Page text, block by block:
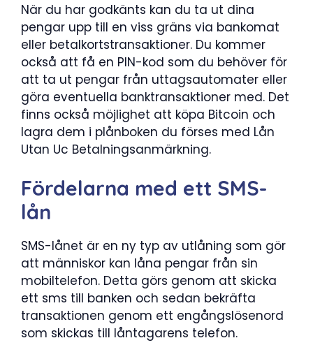
När du har godkänts kan du ta ut dina
pengar upp till en viss gräns via bankomat
eller betalkortstransaktioner. Du kommer
också att få en PIN-kod som du behöver för
att ta ut pengar från uttagsautomater eller
göra eventuella banktransaktioner med. Det
finns också möjlighet att köpa Bitcoin och
lagra dem i plånboken du förses med Lån
Utan Uc Betalningsanmärkning.
Fördelarna med ett SMS-
lån
SMS-lånet är en ny typ av utlåning som gör
att människor kan låna pengar från sin
mobiltelefon. Detta görs genom att skicka
ett sms till banken och sedan bekräfta
transaktionen genom ett engångslösenord
som skickas till låntagarens telefon.